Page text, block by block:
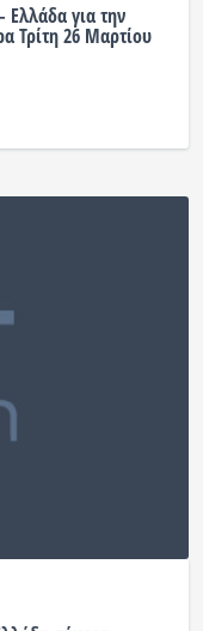
Ελλάδα για την
Τρίτη 26 Μαρτίου